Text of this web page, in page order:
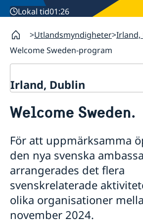
Lokal tid01:26
Utlandsmyndigheter Irland,
Welcome Sweden-program
Irland, Dublin
Om oss
Vi är en resurs för svenska företag
Team Sweden
Så kan du få stöd
Svenska företag i Irland
Anmäl handelshinder
Aktuellt
Nyheter
Nationaldagsfirande på
Kalendarium
Lediga tjänster
Welcome Sweden-program
Welcome Sweden.
För att uppmärksamma
den nya svenska
arrangerades det flera
svenskrelaterade
olika organisationer
november 2024.